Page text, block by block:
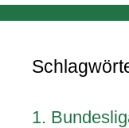
1.